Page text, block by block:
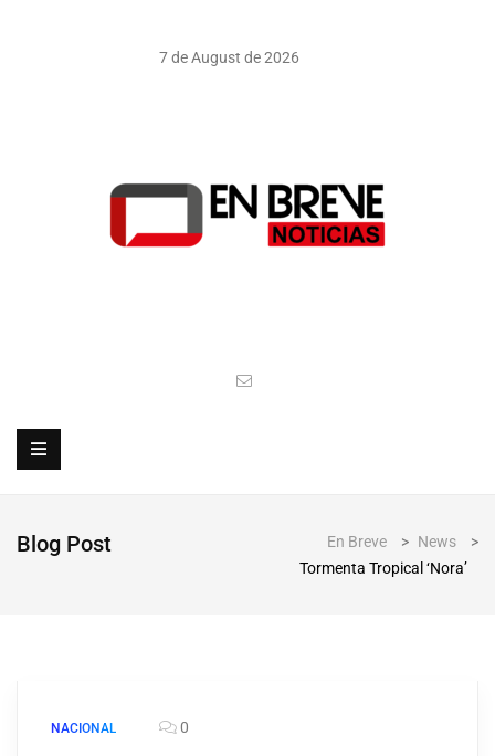
7 de August de 2026
Blog Post En Breve > News
>
Tormenta Tropical ‘Nora’
NACIONAL 0